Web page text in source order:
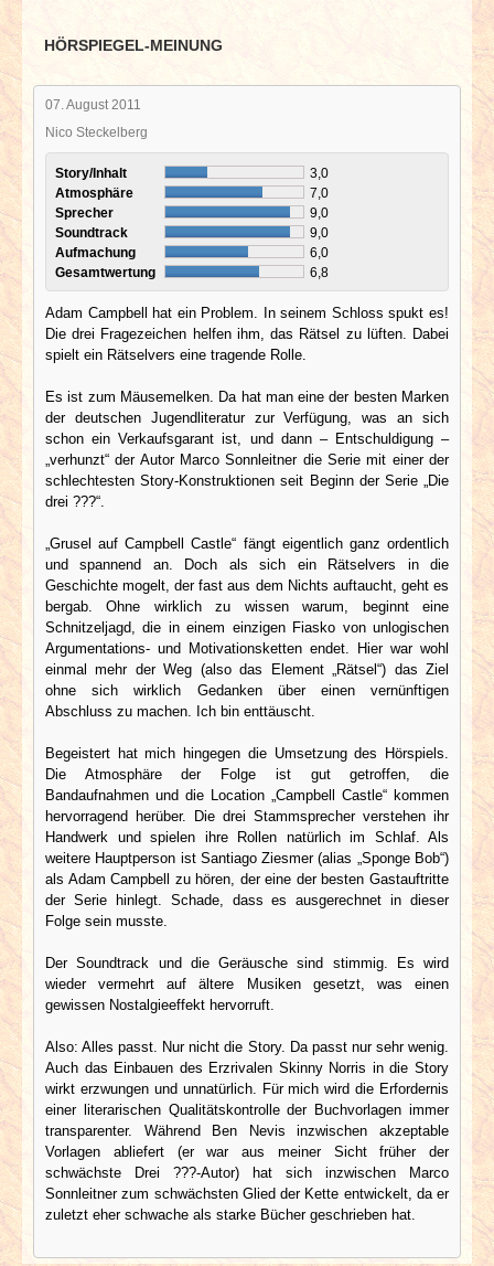
HÖRSPIEGEL-MEINUNG
07. August 2011
Nico Steckelberg
Story/Inhalt
3,0
Atmosphäre
7,0
Sprecher
9,0
Soundtrack
9,0
Aufmachung
6,0
Gesamtwertung
6,8
Adam Campbell hat ein Problem. In seinem Schloss spukt es!
Die drei Fragezeichen helfen ihm, das Rätsel zu lüften. Dabei
spielt ein Rätselvers eine tragende Rolle.
Es ist zum Mäusemelken. Da hat man eine der besten Marken
der deutschen Jugendliteratur zur Verfügung, was an sich
schon ein Verkaufsgarant ist, und dann – Entschuldigung –
„verhunzt“ der Autor Marco Sonnleitner die Serie mit einer der
schlechtesten Story-Konstruktionen seit Beginn der Serie „Die
drei ???“.
„Grusel auf Campbell Castle“ fängt eigentlich ganz ordentlich
und spannend an. Doch als sich ein Rätselvers in die
Geschichte mogelt, der fast aus dem Nichts auftaucht, geht es
bergab. Ohne wirklich zu wissen warum, beginnt eine
Schnitzeljagd, die in einem einzigen Fiasko von unlogischen
Argumentations- und Motivationsketten endet. Hier war wohl
einmal mehr der Weg (also das Element „Rätsel“) das Ziel
ohne sich wirklich Gedanken über einen vernünftigen
Abschluss zu machen. Ich bin enttäuscht.
Begeistert hat mich hingegen die Umsetzung des Hörspiels.
Die Atmosphäre der Folge ist gut getroffen, die
Bandaufnahmen und die Location „Campbell Castle“ kommen
hervorragend herüber. Die drei Stammsprecher verstehen ihr
Handwerk und spielen ihre Rollen natürlich im Schlaf. Als
weitere Hauptperson ist Santiago Ziesmer (alias „Sponge Bob“)
als Adam Campbell zu hören, der eine der besten Gastauftritte
der Serie hinlegt. Schade, dass es ausgerechnet in dieser
Folge sein musste.
Der Soundtrack und die Geräusche sind stimmig. Es wird
wieder vermehrt auf ältere Musiken gesetzt, was einen
gewissen Nostalgieeffekt hervorruft.
Also: Alles passt. Nur nicht die Story. Da passt nur sehr wenig.
Auch das Einbauen des Erzrivalen Skinny Norris in die Story
wirkt erzwungen und unnatürlich. Für mich wird die Erfordernis
einer literarischen Qualitätskontrolle der Buchvorlagen immer
transparenter. Während Ben Nevis inzwischen akzeptable
Vorlagen abliefert (er war aus meiner Sicht früher der
schwächste Drei ???-Autor) hat sich inzwischen Marco
Sonnleitner zum schwächsten Glied der Kette entwickelt, da er
zuletzt eher schwache als starke Bücher geschrieben hat.